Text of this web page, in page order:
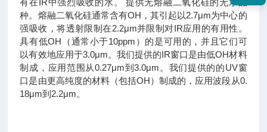
有在IR中强烈吸收的水。 提供无熔融二氧化硅的无水品
种。熔融二氧化硅通常含有OH，其引起以2.7μm为中心的
强吸收，将透射限制在2.2μm并限制对IR应用的有用性。
具有低OH（通常小于10ppm）的是可用的，并且它们可
以有效地应用于3.0μm。我们提供的IR窗口是由低OH材料
制成，应用范围从0.27μm到3.0μm。我们提供的的UV窗
口是由更高纯度的材料（包括OH）制成的，应用波段从0.
18μm到2.2μm。